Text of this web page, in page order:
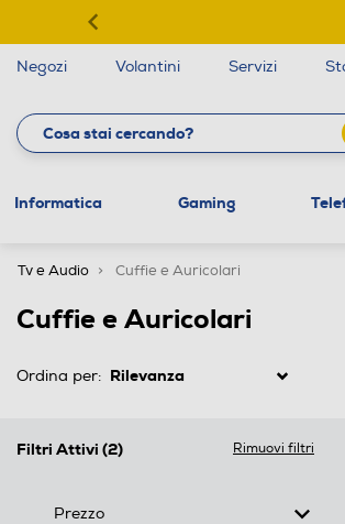
Negozi Volantini Servizi
Informatica Gaming
Tv e Audio Cuffie e Auricolari
Cuffie e Auricolari
Ordina per:
Filtri Attivi (2) Rimuovi filtri
Prezzo